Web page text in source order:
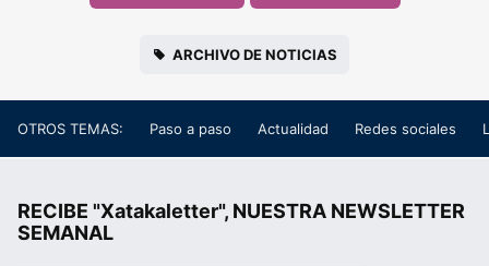
ARCHIVO DE NOTICIAS
OTROS TEMAS: Paso a paso Actualidad Redes sociales
RECIBE "Xatakaletter", NUESTRA NEWSLETTER
SEMANAL